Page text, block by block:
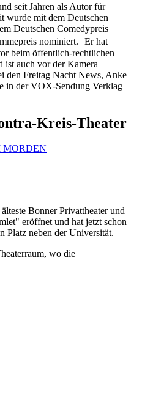
seit Jahren als Autor für
wurde mit dem Deutschen
Deutschen Comedypreis
nominiert. Er hat
beim öffentlich-rechtlichen
ist auch vor der Kamera
den Freitag Nacht News, Anke
in der VOX-Sendung Verklag
Kreis-Theater
Bonner Privattheater und
eröffnet und hat jetzt schon
Platz neben der Universität.
wo die